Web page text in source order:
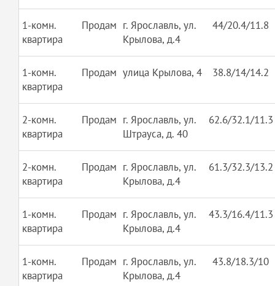
1-комн.
квартира
Продам г. Ярославль, ул.
Крылова, д.4
44/20.4/11.8
1-комн.
квартира
Продам улица Крылова, 4 38.8/14/14.2
2-комн.
квартира
Продам г. Ярославль, ул.
Штрауса, д. 40
62.6/32.1/11.3
2-комн.
квартира
Продам г. Ярославль, ул.
Крылова, д.4
61.3/32.3/13.2
1-комн.
квартира
Продам г. Ярославль, ул.
Крылова, д.4
43.3/16.4/11.3
1-комн.
квартира
Продам г. Ярославль, ул.
Крылова, д.4
43.8/18.3/10